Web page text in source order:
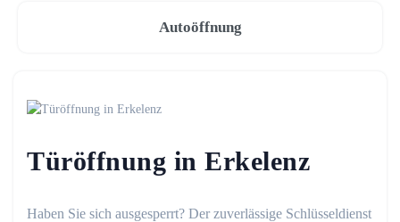
Autoöffnung
Türöffnung in Erkelenz
Haben Sie sich ausgesperrt? Der zuverlässige Schlüsseldienst